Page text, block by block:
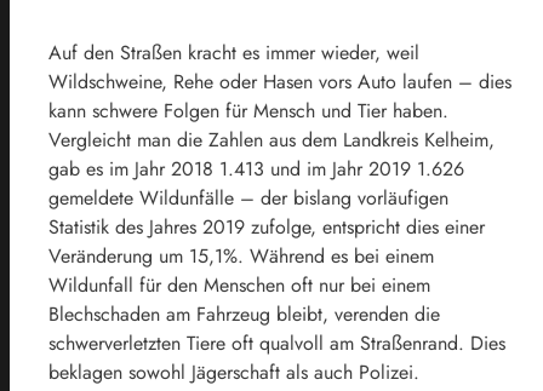
Auf den Straßen kracht es immer wieder, weil
Wildschweine, Rehe oder Hasen vors Auto laufen – dies
kann schwere Folgen für Mensch und Tier haben.
Vergleicht man die Zahlen aus dem Landkreis Kelheim,
gab es im Jahr 2018 1.413 und im Jahr 2019 1.626
gemeldete Wildunfälle – der bislang vorläufigen
Statistik des Jahres 2019 zufolge, entspricht dies einer
Veränderung um 15,1%. Während es bei einem
Wildunfall für den Menschen oft nur bei einem
Blechschaden am Fahrzeug bleibt, verenden die
schwerverletzten Tiere oft qualvoll am Straßenrand. Dies
beklagen sowohl Jägerschaft als auch Polizei.